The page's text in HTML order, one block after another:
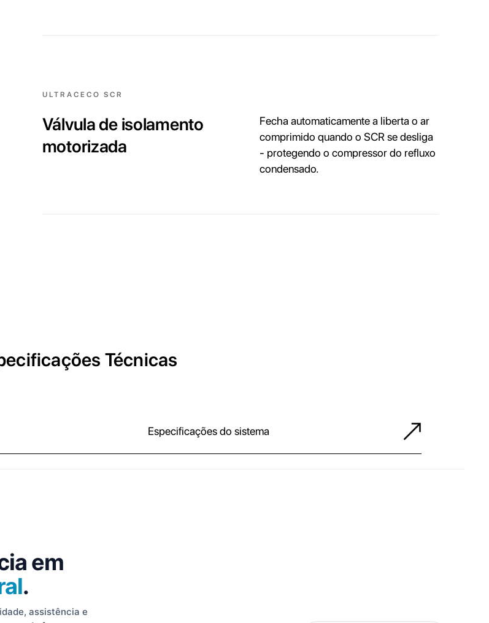
ULTRACECO SCR
Válvula de isolamento
motorizada
Fecha automaticamente a liberta o ar
comprimido quando o SCR se desliga
- protegendo o compressor do refluxo
condensado.
Técnicas
Especificações do sistema
em
.
assistência e